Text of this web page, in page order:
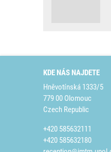
KDE NÁS NAJDETE
Hněvotínská 1333/5
779 00 Olomouc
Czech Republic
+420 585632111
+420 585632180